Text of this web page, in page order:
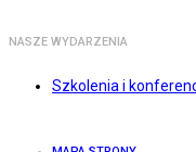
NASZE WYDARZENIA
Szkolenia i